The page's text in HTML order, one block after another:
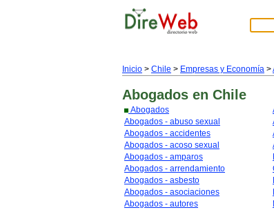
Inicio > Chile > Empresas y Economía >
Abogados en Chile
Abogados
Abogados - abuso sexual
Abogados - accidentes
Abogados - acoso sexual
Abogados - amparos
Abogados - arrendamiento
Abogados - asbesto
Abogados - asociaciones
Abogados - autores